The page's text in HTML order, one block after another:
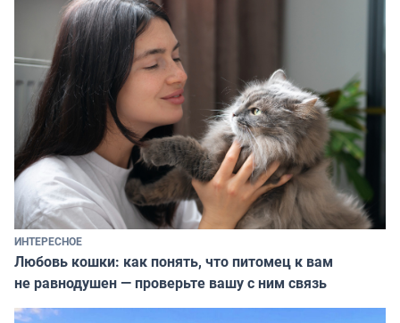
ИНТЕРЕСНОЕ
Любовь кошки: как понять, что питомец к вам
не равнодушен — проверьте вашу с ним связь